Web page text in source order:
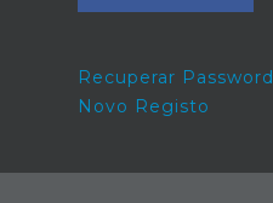
Recuperar Password
Novo Registo